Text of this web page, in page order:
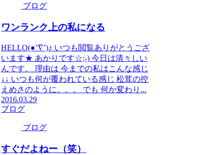
ブログ
ワンランク上の私になる
HELLO(●’∇’)♪ いつも閲覧ありがとうござ
います★ あかりです☆;-) 今日は清々しい
んです。 理由は 今までの私はこんな感じ
↓↓ いつも何が覆われている感じ 松茸の控
えめさのように。。。 でも 何か変わり...
2016.03.29
ブログ
ブログ
すぐだよねー（笑）